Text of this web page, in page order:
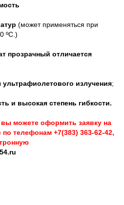
(может применяться при
ºС.)
прозрачный отличается
излучения;
и высокая степень гибкости.
можете оформить заявку на
по телефонам +7(383) 363-62-42,